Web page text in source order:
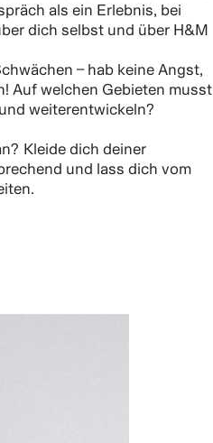
als ein Erlebnis, bei
dich selbst und über H&M
– hab keine Angst,
Auf welchen Gebieten musst
weiterentwickeln?
Kleide dich deiner
und lass dich vom